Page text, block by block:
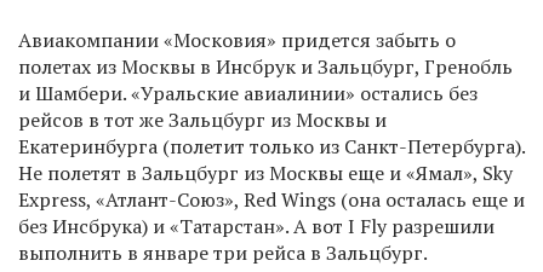
Авиакомпании «Московия» придется забыть о
полетах из Москвы в Инсбрук и Зальцбург, Гренобль
и Шамбери. «Уральские авиалинии» остались без
рейсов в тот же Зальцбург из Москвы и
Екатеринбурга (полетит только из Санкт-Петербурга).
Не полетят в Зальцбург из Москвы еще и «Ямал», Sky
Express, «Атлант-Союз», Red Wings (она осталась еще и
без Инсбрука) и «Татарстан». А вот I Fly разрешили
выполнить в январе три рейса в Зальцбург.